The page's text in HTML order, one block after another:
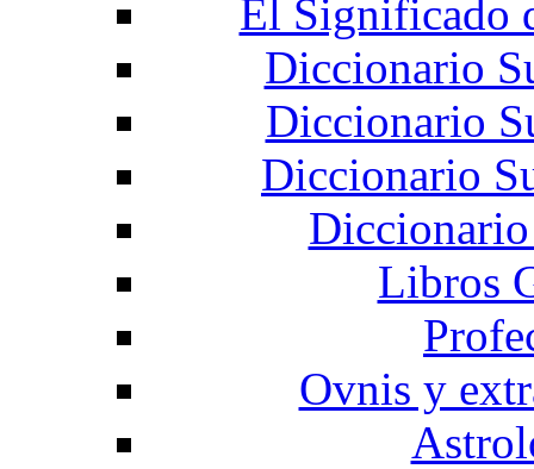
El Significado
Diccionario
Diccionario
Diccionario
Libros
Ovnis y